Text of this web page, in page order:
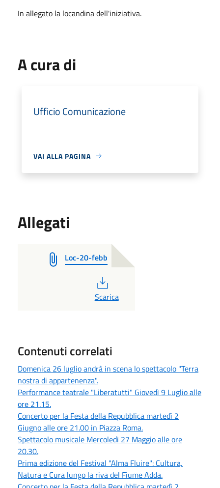
In allegato la locandina dell'iniziativa.
A cura di
Ufficio Comunicazione
VAI ALLA PAGINA
Allegati
Loc-20-febb
PDF
Scarica
Contenuti correlati
Domenica 26 luglio andrà in scena lo spettacolo "Terra
nostra di appartenenza".
Performance teatrale "Liberatutti" Giovedì 9 Luglio alle
ore 21.15.
Concerto per la Festa della Repubblica martedì 2
Giugno alle ore 21.00 in Piazza Roma.
Spettacolo musicale Mercoledì 27 Maggio alle ore
20.30.
Prima edizione del Festival "Alma Fluire": Cultura,
Natura e Cura lungo la riva del Fiume Adda.